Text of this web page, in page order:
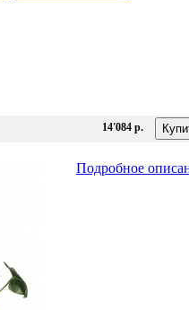
14'084 р.
Подробное